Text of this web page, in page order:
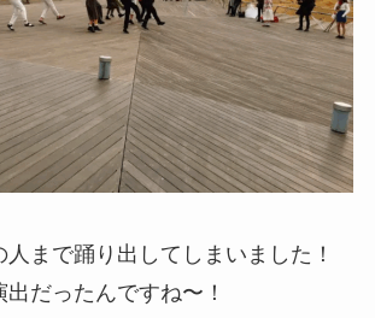
まで踊り出してしまいました！
だったんですね〜！